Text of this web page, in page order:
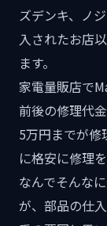
ズデンキ、ノ
入されたお店
ます。
家電量販店で
前後の修理代
5万円までが修
に格安に修理
なんでそんな
が、部品の仕